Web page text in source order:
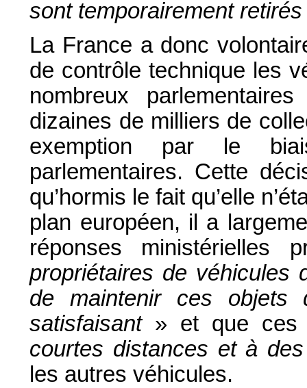
sont temporairement
La France a donc
de contrôle technique les
nombreux
dizaines de milliers de
exemption par le
parlementaires. Cette
qu’hormis le fait qu’elle
plan européen, il a
réponses ministérielles
propriétaires de véhicules
de maintenir ces objets
satisfaisant» et que ces
courtes distances et à
les autres véhicules.